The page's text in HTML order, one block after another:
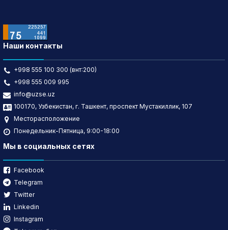
Наши контакты
+998 555 100 300 (внт:200)
+998 555 009 995
info@uzse.uz
100170, Узбекистан, г. Ташкент, проспект Мустакиллик, 107
Месторасположение
Понедельник-Пятница, 9:00-18:00
Мы в социальных сетях
Facebook
Telegram
Twitter
Linkedin
Instagram